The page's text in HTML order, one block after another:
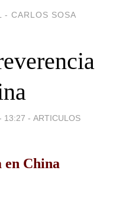
- CARLOS SOSA
13:27 - ARTICULOS
en China